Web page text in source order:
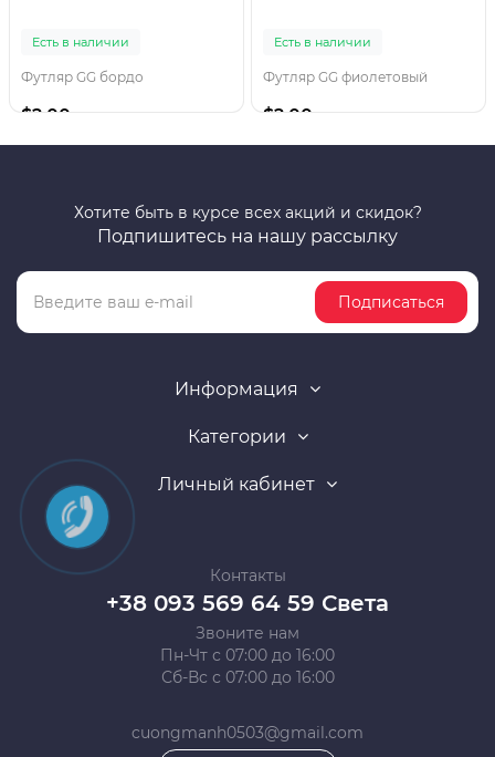
Есть в наличии
Футляр GG бордо
$2.00
Есть в наличии
Футляр GG фиолетовый
$2.00
Хотите быть в курсе всех акций и скидок?
Подпишитесь на нашу рассылку
Подписаться
Информация
Категории
Личный кабинет
Контакты
+38 093 569 64 59 Света
Звоните нам
Пн-Чт с 07:00 до 16:00
Сб-Вс с 07:00 до 16:00
cuongmanh0503@gmail.com